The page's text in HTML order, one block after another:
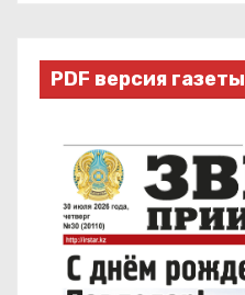
PDF версия газеты